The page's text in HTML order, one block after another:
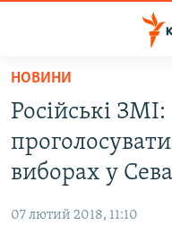
Перейти
основного
матеріалу
Перейти
до
основної
ВІДЕО ТА ФОТО
БЛОГИ
НОВИНИ
Російські
виборах у
07 лютий 2018, 11:10